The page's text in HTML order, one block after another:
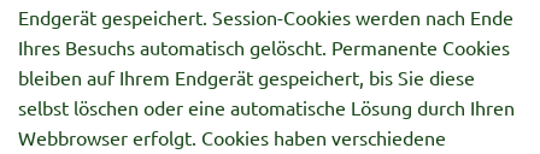
Endgerät gespeichert. Session-Cookies werden nach Ende
Ihres Besuchs automatisch gelöscht. Permanente Cookies
bleiben auf Ihrem Endgerät gespeichert, bis Sie diese
selbst löschen oder eine automatische Lösung durch Ihren
Webbrowser erfolgt. Cookies haben verschiedene